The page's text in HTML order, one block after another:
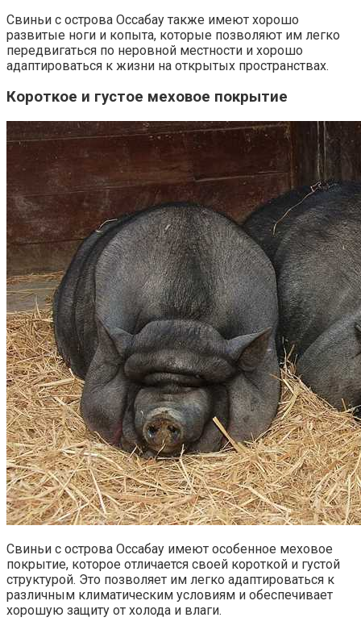
Свиньи с острова Оссабау также имеют хорошо
развитые ноги и копыта, которые позволяют им легко
передвигаться по неровной местности и хорошо
адаптироваться к жизни на открытых пространствах.
Короткое и густое меховое покрытие
Свиньи с острова Оссабау имеют особенное меховое
покрытие, которое отличается своей короткой и густой
структурой. Это позволяет им легко адаптироваться к
различным климатическим условиям и обеспечивает
хорошую защиту от холода и влаги.